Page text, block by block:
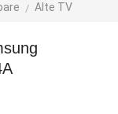
Alte TV